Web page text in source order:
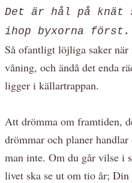
Det är hål på knät
ihop byxorna först.
Så ofantligt löjliga saker när
våning, och ändå det enda
ligger i källartrappan.
Att drömma om framtiden,
drömmar och planer
man inte. Om du går vilse i
livet ska se ut om tio år;